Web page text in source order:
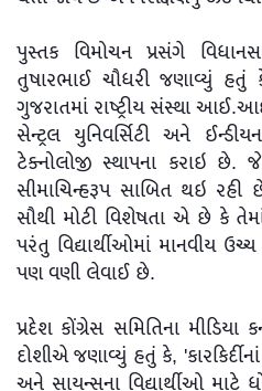
પુસ્તક વિમોચન પ્રસંગે
તુષારભાઈ ચૌધરી જણાવ્યું હતું કે
ગુજરાતમાં રાષ્ટ્રીય સંસ્થા
સેન્ટ્રલ યુનિવર્સિટી અને
ટેક્નોલોજી સ્થાપના કરાઇ
સીમાચિન્હરૂપ સાબિત થઇ રહી
સૌથી મોટી વિશેષતા એ છે કે તેમાં
પરંતુ વિદ્યાર્થીઓમાં માનવીય
પણ વણી લેવાઈ છે.
પ્રદેશ કોંગ્રેસ સમિતિના મીડિયા
દોશીએ જણાવ્યું હતું કે,
અને સાયન્સના વિદ્યાર્થીઓ